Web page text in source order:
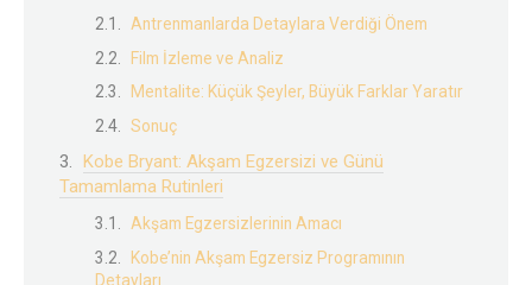
Antrenmanlarda Detaylara Verdiği Önem
Film İzleme ve Analiz
Mentalite: Küçük Şeyler, Büyük Farklar Yaratır
Sonuç
Kobe Bryant: Akşam Egzersizi ve Günü
Tamamlama Rutinleri
Akşam Egzersizlerinin Amacı
Kobe’nin Akşam Egzersiz Programının
Detayları